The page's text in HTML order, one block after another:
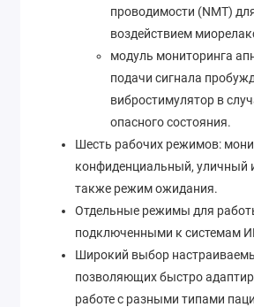
проводимости (NMT)
воздействием
модуль мониторинга
подачи сигнала
вибростимулятор в
опасного состояния.
Шесть рабочих режимов:
конфиденциальный, уличный
также режим ожидания.
Отдельные режимы для
подключенными к системам
Широкий выбор
позволяющих быстро
работе с разными типами